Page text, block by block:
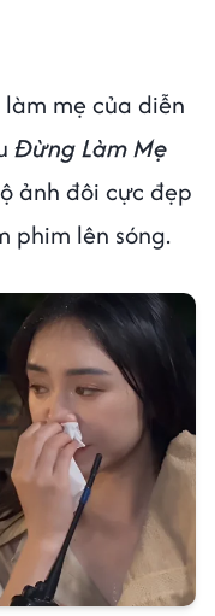
mẹ của diễn
Đừng Làm Mẹ
ảnh đôi cực đẹp
phim lên sóng.